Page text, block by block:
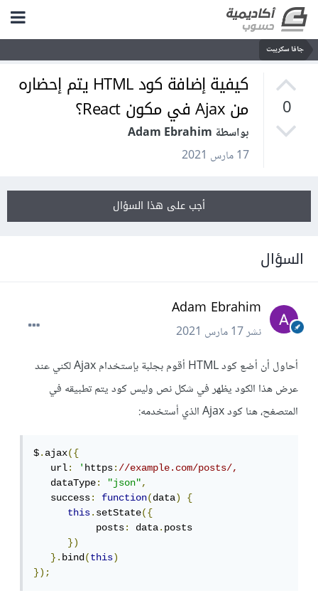
جافا سكريبت
0
كيفية إضافة كود HTML يتم إحضاره
من Ajax في مكون React؟
بواسطة Adam Ebrahim
17 مارس 2021
أجب على هذا السؤال
السؤال
Adam Ebrahim
نشر17 مارس 2021
أحاول أن أضع كود HTML أقوم بجلبة بإستخدام Ajax لكني عند
عرض هذا الكود يظهر في شكل نص وليس كود يتم تطبيقه في
المتصغح، هنا كود Ajax الذي أستخدمه:
$.ajax({
   url
: 'https://example.com/posts/,
   dataType
: "json",
   success
: function(data)
{
this.setState({
           posts
: data.posts
})
}.bind(this)
});